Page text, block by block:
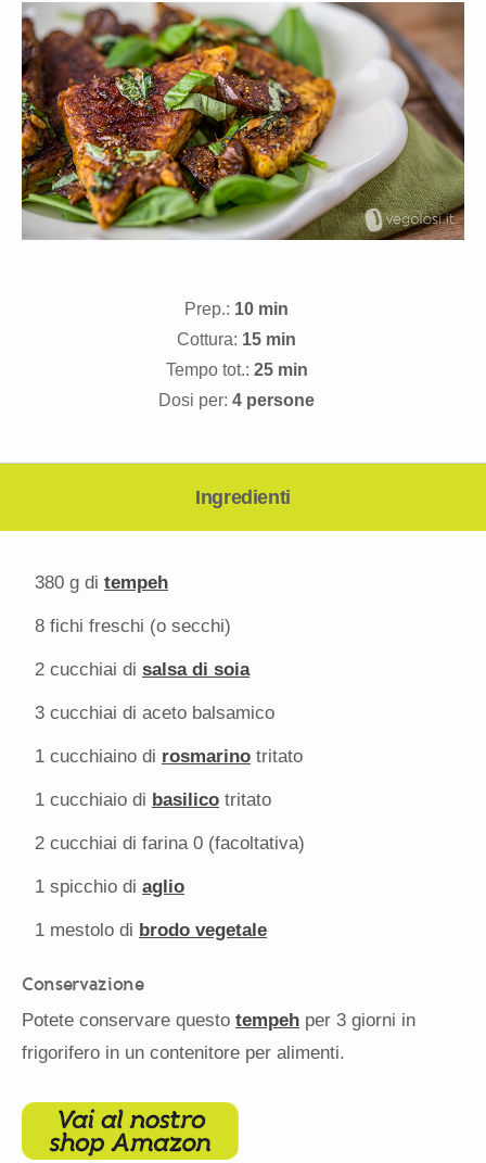
Prep.: 10 min
Cottura: 15 min
Tempo tot.: 25 min
Dosi per: 4 persone
Ingredienti
380 g di tempeh
8 fichi freschi (o secchi)
2 cucchiai di salsa di soia
3 cucchiai di aceto balsamico
1 cucchiaino di rosmarino tritato
1 cucchiaio di basilico tritato
2 cucchiai di farina 0 (facoltativa)
1 spicchio di aglio
1 mestolo di brodo vegetale
Conservazione
Potete conservare questo tempeh per 3 giorni in
frigorifero in un contenitore per alimenti.